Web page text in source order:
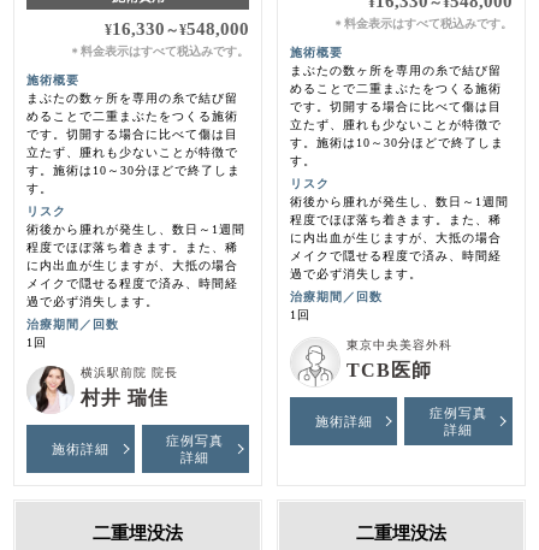
¥16,330 ～¥548,000
＊料金表示はすべて税込みです。
施術概要
まぶたの数ヶ所を専用の糸で結び留
めることで二重まぶたをつくる施術
です。切開する場合に比べて傷は目
立たず、腫れも少ないことが特徴で
す。施術は10～30分ほどで終了しま
す。
リスク
術後から腫れが発生し、数日～1週間
程度でほぼ落ち着きます。また、稀
に内出血が生じますが、大抵の場合
メイクで隠せる程度で済み、時間経
過で必ず消失します。
治療期間／回数
1回
横浜駅前院 院長
村井 瑞佳
施術詳細
症例写真
詳細
＊ 料金表示はすべて税込みです。
施術概要
まぶたの数ヶ所を専用の糸で結び留
めることで二重まぶたをつくる施術
です。切開する場合に比べて傷は目
立たず、腫れも少ないことが特徴で
す。施術は10～30分ほどで終了しま
す。
リスク
術後から腫れが発生し、数日～1週間
程度でほぼ落ち着きます。また、稀
に内出血が生じますが、大抵の場合
メイクで隠せる程度で済み、時間経
過で必ず消失します。
治療期間／回数
1回
東京中央美容外科
TCB医師
施術詳細
症例写真
詳細
二重埋没法 二重埋没法